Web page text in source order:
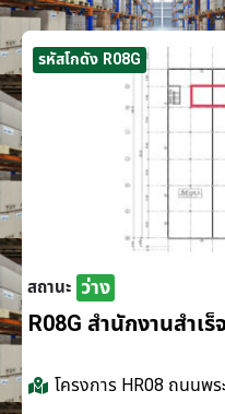
รหัสโกดัง R08G
สถานะ ว่าง
R08G สำนักงานสำเ
โครงการ HR08 ถนนพร